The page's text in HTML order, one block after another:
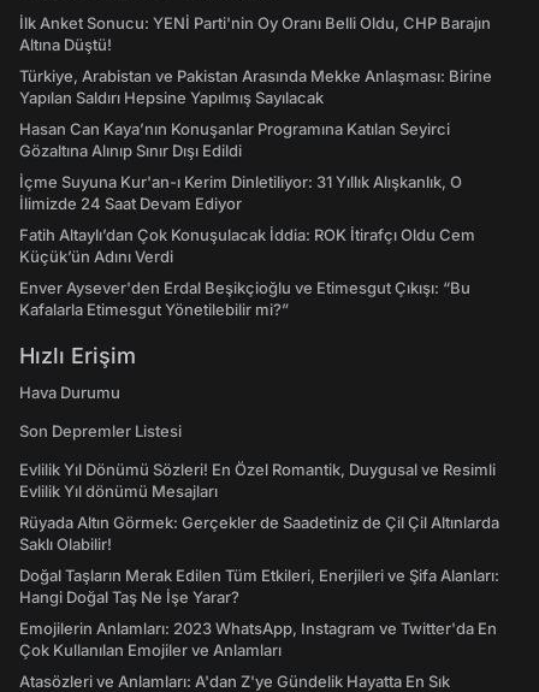
İlk Anket Sonucu: YENİ Parti'nin Oy Oranı Belli Oldu, CHP Barajın
Altına Düştü!
Türkiye, Arabistan ve Pakistan Arasında Mekke Anlaşması: Birine
Yapılan Saldırı Hepsine Yapılmış Sayılacak
Hasan Can Kaya’nın Konuşanlar Programına Katılan Seyirci
Gözaltına Alınıp Sınır Dışı Edildi
İçme Suyuna Kur'an-ı Kerim Dinletiliyor: 31 Yıllık Alışkanlık, O
İlimizde 24 Saat Devam Ediyor
Fatih Altaylı’dan Çok Konuşulacak İddia: ROK İtirafçı Oldu Cem
Küçük’ün Adını Verdi
Enver Aysever'den Erdal Beşikçioğlu ve Etimesgut Çıkışı: “Bu
Kafalarla Etimesgut Yönetilebilir mi?”
Hızlı Erişim
Hava Durumu
Son Depremler Listesi
Evlilik Yıl Dönümü Sözleri! En Özel Romantik, Duygusal ve Resimli
Evlilik Yıl dönümü Mesajları
Rüyada Altın Görmek: Gerçekler de Saadetiniz de Çil Çil Altınlarda
Saklı Olabilir!
Doğal Taşların Merak Edilen Tüm Etkileri, Enerjileri ve Şifa Alanları:
Hangi Doğal Taş Ne İşe Yarar?
Emojilerin Anlamları: 2023 WhatsApp, Instagram ve Twitter'da En
Çok Kullanılan Emojiler ve Anlamları
Atasözleri ve Anlamları: A'dan Z'ye Gündelik Hayatta En Sık